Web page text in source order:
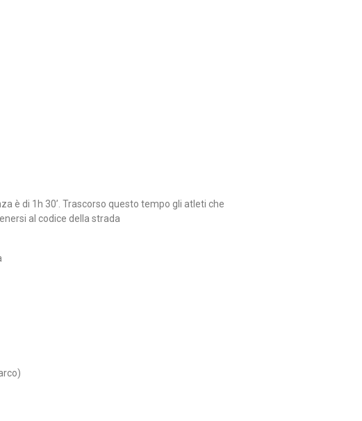
è di 1h 30’. Trascorso questo tempo gli atleti che
al codice della strada